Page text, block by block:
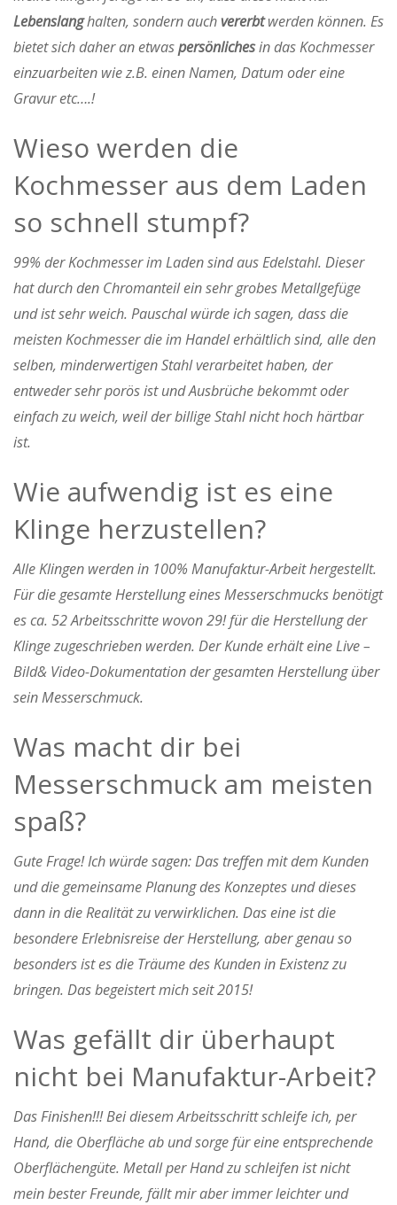
Lebenslanghalten, sondern auch vererbtwerden können. Es
bietet sich daher an etwaspersönlichesin das Kochmesser
einzuarbeiten wie z.B. einen Namen, Datum oder eine
Gravur etc….!
Wieso werden die
Kochmesser aus dem Laden
so schnell stumpf?
99% der Kochmesser im Laden sind aus Edelstahl. Dieser
hat durch den Chromanteil ein sehr grobes Metallgefüge
und ist sehr weich. Pauschal würde ich sagen, dass die
meisten Kochmesser die im Handel erhältlich sind, alle den
selben, minderwertigen Stahl verarbeitet haben, der
entweder sehr porös ist und Ausbrüche bekommt oder
einfach zu weich, weil der billige Stahl nicht hoch härtbar
ist.
Wie aufwendig ist es eine
Klinge herzustellen?
Alle Klingen werden in 100% Manufaktur-Arbeit hergestellt.
Für die gesamte Herstellung eines Messerschmucks benötigt
es ca. 52 Arbeitsschritte wovon 29! für die Herstellung der
Klinge zugeschrieben werden. Der Kunde erhält eine Live –
Bild& Video-Dokumentation der gesamten Herstellung über
sein Messerschmuck.
Was macht dir bei
Messerschmuck am meisten
spaß?
Gute Frage! Ich würde sagen: Das treffen mit dem Kunden
und die gemeinsame Planung des Konzeptes und dieses
dann in die Realität zu verwirklichen. Das eine ist die
besondere Erlebnisreise der Herstellung, aber genau so
besonders ist es die Träume des Kunden in Existenz zu
bringen. Das begeistert mich seit 2015!
Was gefällt dir überhaupt
nicht bei Manufaktur-Arbeit?
Das Finishen!!! Bei diesem Arbeitsschritt schleife ich, per
Hand, die Oberfläche ab und sorge für eine entsprechende
Oberflächengüte. Metall per Hand zu schleifen ist nicht
mein bester Freunde, fällt mir aber immer leichter und